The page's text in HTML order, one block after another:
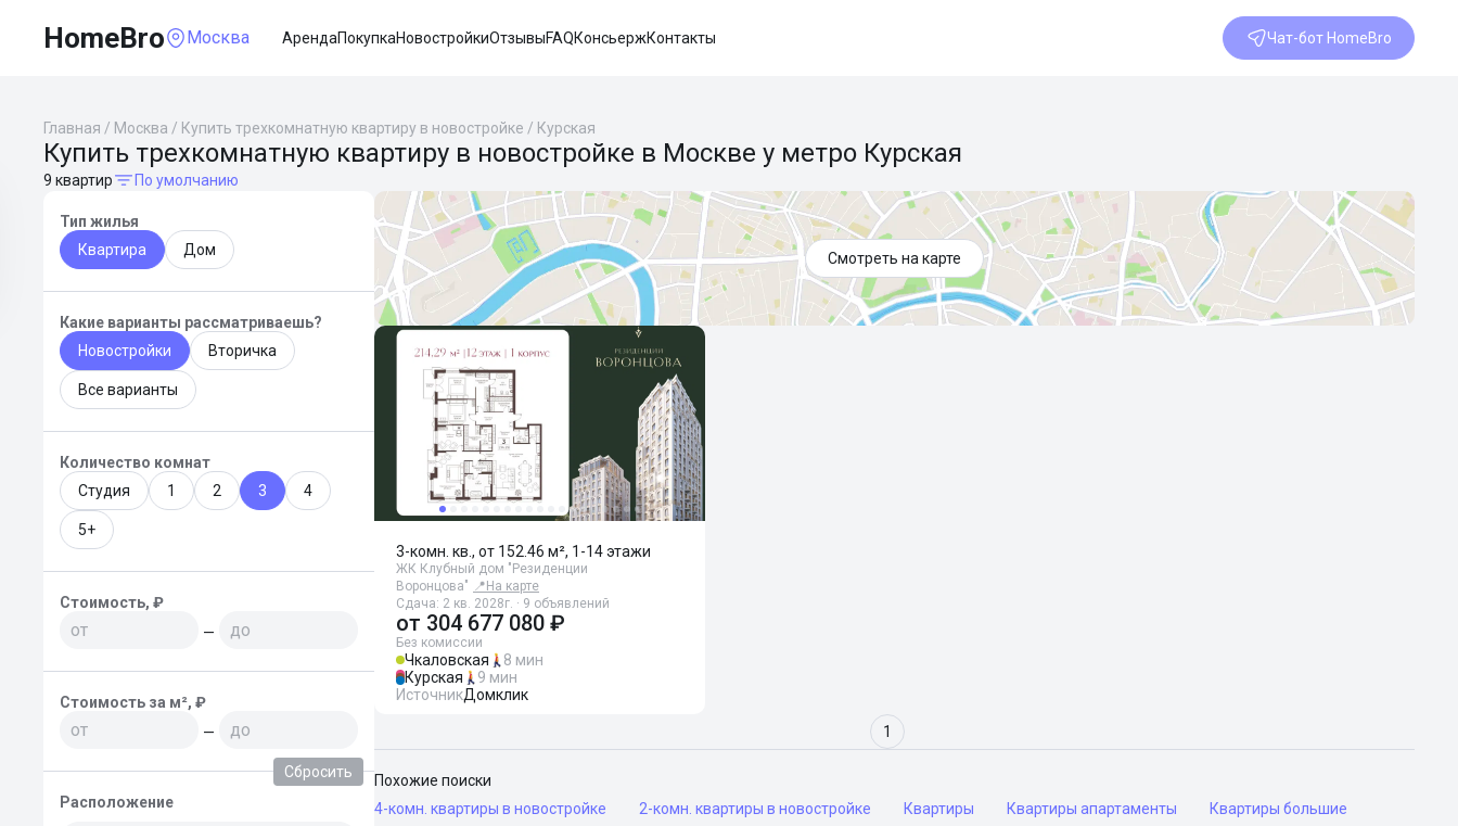
HomeBro Москва АрендаПокупкаНовостройкиОтзывыFAQКонсьержКонтакты Чат-бот HomeBro
Главная / Москва / Купить трехкомнатную квартиру в новостройке / Курская
Купить трехкомнатную квартиру в новостройке в Москве у метро Курская
9 квартир По умолчанию
Тип жилья
Квартира
Дом
Какие варианты рассматриваешь?
Новостройки
Вторичка
Все варианты
Количество комнат
Студия
1 2 3 4
5+
Стоимость, ₽
—
Стоимость за м², ₽
—
Сбросить
Расположение
Смотреть на карте
3-комн. кв., от 152.46 м², 1-14 этажи
ЖК Клубный дом "Резиденции
Воронцова" 📍 На карте
Сдача: 2 кв. 2028г. · 9 объявлений
от 304 677 080 ₽
Без комиссии
Чкаловская
8 мин
Курская
9 мин
ИсточникДомклик
1
Похожие поиски
4-комн. квартиры в новостройке
2-комн. квартиры в новостройке Квартиры Квартиры апартаменты
Квартиры большие